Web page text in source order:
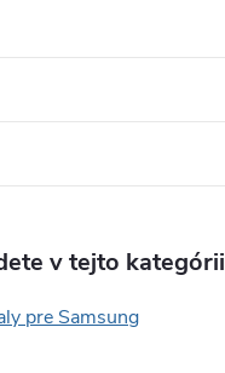
v tejto kategórii
pre Samsung